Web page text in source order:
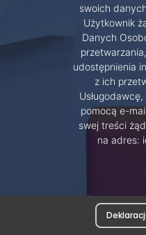
swoich
Użytkownik
Danych
udostępnienia
z ich
pomocą e-
swej treści
na adres: